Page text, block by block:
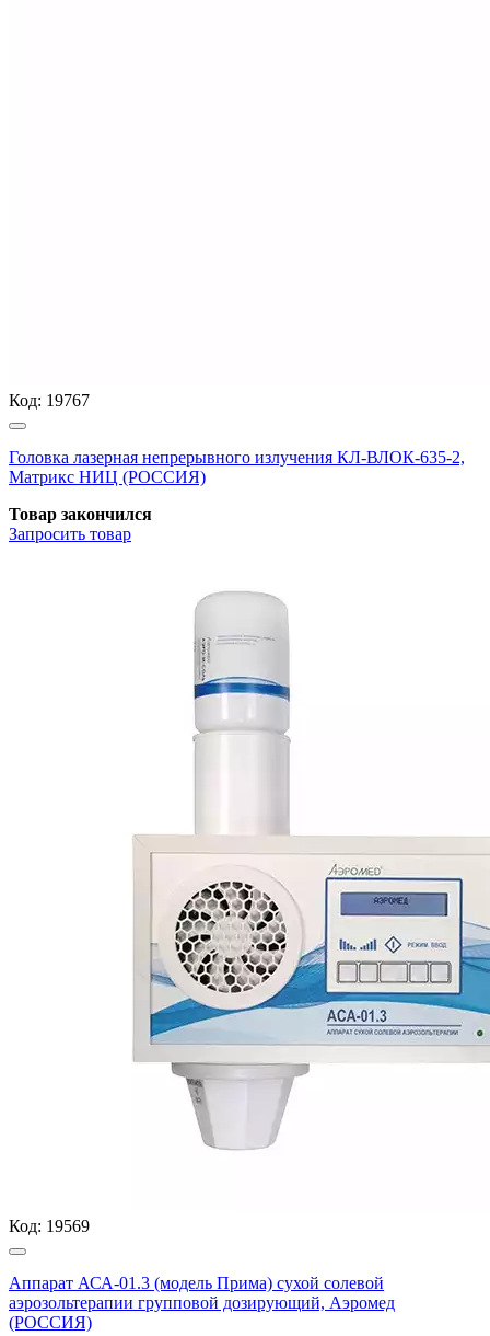
Код: 19767
Головка лазерная непрерывного излучения КЛ-ВЛОК-635-2,
Матрикс НИЦ (РОССИЯ)
Товар закончился
Запросить товар
Код: 19569
Аппарат АСА-01.3 (модель Прима) сухой солевой
аэрозольтерапии групповой дозирующий, Аэромед
(РОССИЯ)